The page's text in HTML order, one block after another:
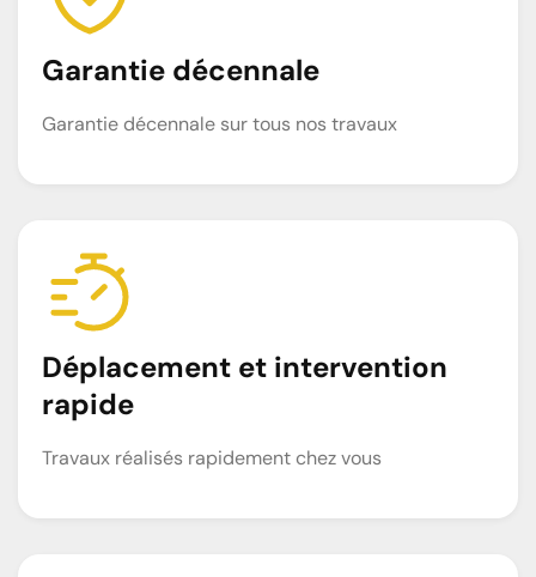
Garantie décennale
Garantie décennale sur tous nos travaux
Déplacement et intervention
rapide
Travaux réalisés rapidement chez vous